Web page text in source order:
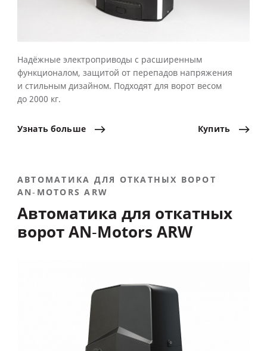
Надёжные электроприводы с расширенным
функционалом, защитой от перепадов напряжения
и стильным дизайном. Подходят для ворот весом
до 2000 кг.
Узнать больше Купить
АВТОМАТИКА ДЛЯ ОТКАТНЫХ ВОРОТ
AN‑MOTORS ARW
Автоматика для откатных
ворот AN‑Motors ARW